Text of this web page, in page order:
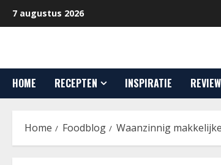
naar
7 augustus 2026
HOME RECEPTEN INSPIRATIE
Home Foodblog Waanzinnig